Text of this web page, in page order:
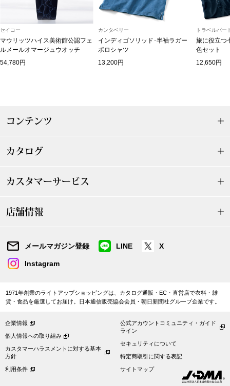
ルメールオマージュウオッチ
ランド
スカーフ／ス
手袋
サングラス／
おすすめブラ
セイコー
マウリッツハイス美術館公認フェ
ルメールオマージュウオッチ
54,780円
カンタベリー
インディゴソリッド･半袖ラガー
ポロシャツ
13,200円
トラベルパー
旅に役立つ
色セット
12,650円
コンテンツ
カタログ
カスタマーサービス
店舗情報
メールマガジン登録 LINE X
Instagram
1971年創業のライトアップショッピングは、カタログ通販・EC・直営店で衣料・雑
貨・食品を厳選してお届け。日本通信販売協会会員・朝日新聞社グループ企業です。
企業情報
個人情報への取り組み
カスタマーハラスメントに対する基本
方針
利用条件
公式アカウントコミュニティ・ガイド
ライン
セキュリティについて
特定商取引に関する表記
サイトマップ